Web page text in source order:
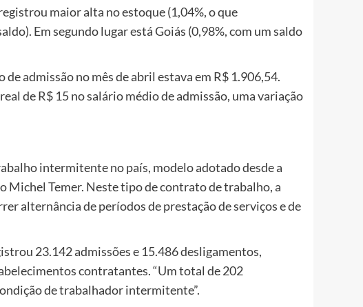
maior alta no estoque (1,04%, o que
Em segundo lugar está Goiás (0,98%, com um saldo
admissão no mês de abril estava em R$ 1.906,54.
de R$ 15 no salário médio de admissão, uma variação
intermitente no país, modelo adotado desde a
Temer. Neste tipo de contrato de trabalho, a
alternância de períodos de prestação de serviços e de
23.142 admissões e 15.486 desligamentos,
contratantes. “Um total de 202
de trabalhador intermitente”.